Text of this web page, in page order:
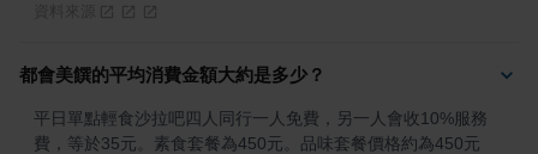
都會美饌的平均消費金額大約是多少？
平日單點輕食沙拉吧四人同行一人免費，另一人會收10%服務
費，等於35元。素食套餐為450元。品味套餐價格約為450元